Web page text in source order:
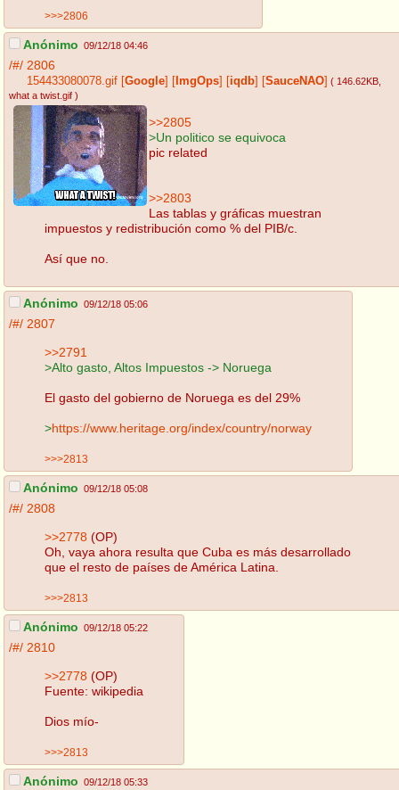
>>>2806
Anónimo 09/12/18 04:46
/#/ 2806
154433080078.gif Google ImgOps iqdb SauceNAO ( 146.62KB
what a twist.gif )
>>2805
>Un politico se equivoca
pic related
>>2803
Las tablas y gráficas muestran
impuestos y redistribución como % del PIB/c.
Así que no.
Anónimo 09/12/18 05:06
/#/ 2807
>>2791
>Alto gasto, Altos Impuestos -> Noruega
El gasto del gobierno de Noruega es del 29%
>https://www.heritage.org/index/country/norway
>>>2813
Anónimo 09/12/18 05:08
/#/ 2808
>>2778 (OP)
Oh, vaya ahora resulta que Cuba es más desarrollado
que el resto de países de América Latina.
>>>2813
Anónimo 09/12/18 05:22
/#/ 2810
>>2778 (OP)
Fuente: wikipedia
Dios mío-
>>>2813
Anónimo 09/12/18 05:33